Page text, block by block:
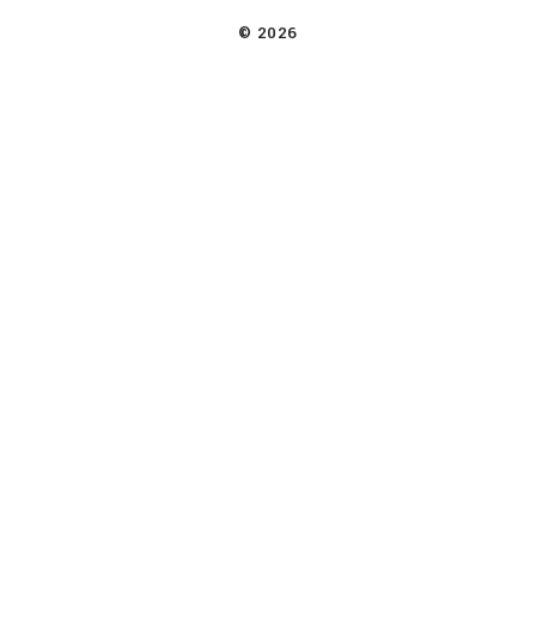
© 2026